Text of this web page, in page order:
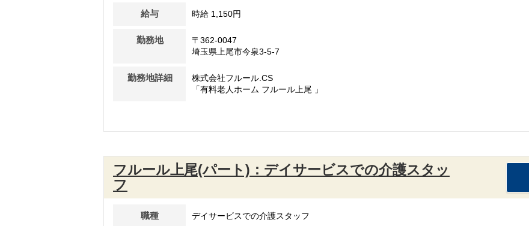
給与 時給 1,150円
勤務地
〒362-0047
埼玉県上尾市今泉3-5-7
勤務地詳細
株式会社フルール.CS
「有料老人ホーム フルール上尾 」
フルール上尾(パート)：デイサービスでの介護スタッ
フ
職種 デイサービスでの介護スタッフ